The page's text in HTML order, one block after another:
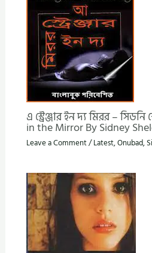
এ স্ট্রেঞ্জার ইন দ্য মিরর –
in the Mirror By Sidney
Leave a Comment/Latest,Onubad,